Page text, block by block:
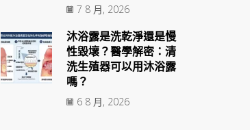
7 8 月, 2026
沐浴露是洗乾淨還是慢
性毀壞？醫學解密：清
洗生殖器可以用沐浴露
嗎？
6 8 月, 2026